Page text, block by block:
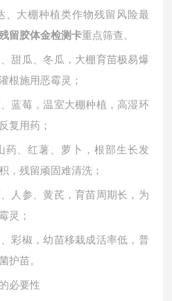
、大棚种植类作物残留风险最
留胶体金检测卡重点筛查。
甜瓜、冬瓜，大棚育苗极易爆
根施用恶霉灵；
蓝莓，温室大棚种植，高湿环
复用药；
药、红薯、萝卜，根部生长发
，残留顽固难清洗；
人参、黄芪，育苗周期长，为
灵；
彩椒，幼苗移栽成活率低，普
护苗。
必要性